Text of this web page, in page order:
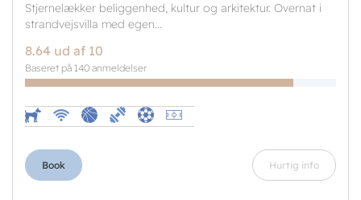
Stjernelækker beliggenhed, kultur og arkitektur. Overnat i
strandvejsvilla med egen...
8.64 ud af 10
Baseret på 140 anmeldelser
Book Hurtig info